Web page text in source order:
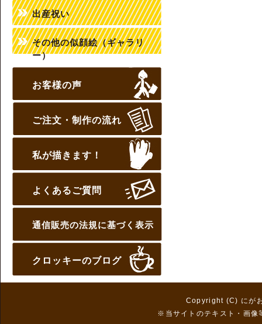
出産祝い
その他の似顔絵（ギャラリ
ー）
お客様の声
ご注文・制作の流れ
私が描きます！
よくあるご質問
通信販売の法規に基づく表示
クロッキーのブログ
Copyright (C) にが
※当サイトのテキスト・画像